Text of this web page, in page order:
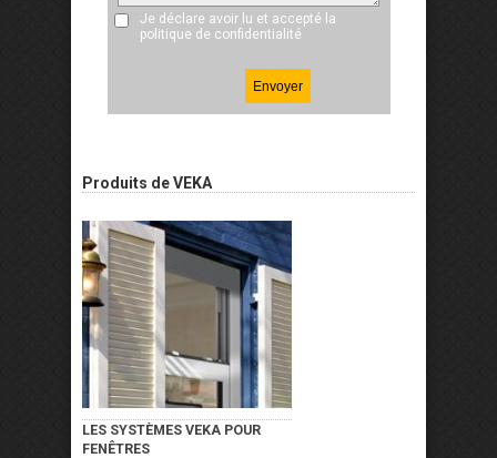
Je déclare avoir lu et accepté la
politique de confidentialité
Produits de VEKA
LES SYSTÈMES VEKA POUR
FENÊTRES